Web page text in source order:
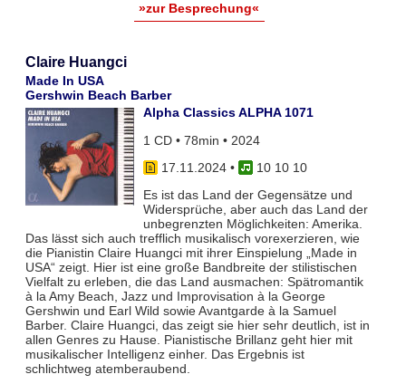
»zur Besprechung«
Claire Huangci
Made In USA
Gershwin Beach Barber
Alpha Classics ALPHA 1071
1 CD • 78min • 2024
17.11.2024•
10 10 10
Es ist das Land der Gegensätze und
Widersprüche, aber auch das Land der
unbegrenzten Möglichkeiten: Amerika.
Das lässt sich auch trefflich musikalisch vorexerzieren, wie
die Pianistin Claire Huangci mit ihrer Einspielung „Made in
USA“ zeigt. Hier ist eine große Bandbreite der stilistischen
Vielfalt zu erleben, die das Land ausmachen: Spätromantik
à la Amy Beach, Jazz und Improvisation à la George
Gershwin und Earl Wild sowie Avantgarde à la Samuel
Barber. Claire Huangci, das zeigt sie hier sehr deutlich, ist in
allen Genres zu Hause. Pianistische Brillanz geht hier mit
musikalischer Intelligenz einher. Das Ergebnis ist
schlichtweg atemberaubend.